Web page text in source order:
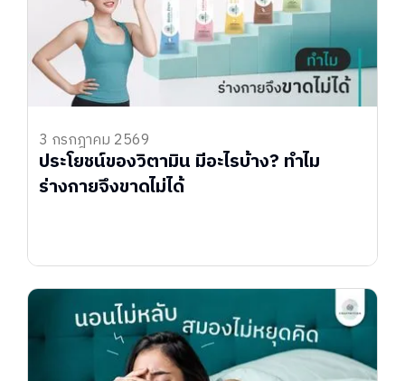
3 กรกฎาคม 2569
ประโยชน์ของวิตามิน มีอะไรบ้าง? ทำไม
ร่างกายจึงขาดไม่ได้